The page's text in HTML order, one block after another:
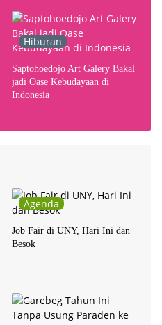
Hiburan
Saptohoedojo Art Galery Bakal
jadi Oase Kebudayaan di
Indonesia
Agenda
Job Fair di UNY, Hari Ini dan
Besok